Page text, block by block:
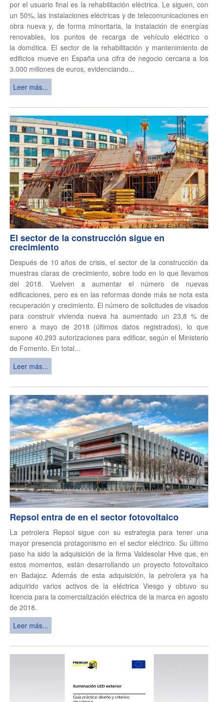
por el usuario final es la rehabilitación eléctrica. Le siguen, con
un 50%, las instalaciones eléctricas y de telecomunicaciones en
obra nueva y, de forma minoritaria, la instalación de energías
renovables, los puntos de recarga de vehículo eléctrico o
la domótica. El sector de la rehabilitación y mantenimiento de
edificios mueve en España una cifra de negocio cercana a los
3.000 millones de euros, evidenciando...
Leer más...
El sector de la construcción sigue en
crecimiento
Después de 10 años de crisis, el sector de la construcción da
muestras claras de crecimiento, sobre todo en lo que llevamos
del 2018. Vuelven a aumentar el número de nuevas
edificaciones, pero es en las reformas donde más se nota esta
recuperación y crecimiento. El número de solicitudes de visados
para construir vivienda nueva ha aumentado un 23,8 % de
enero a mayo de 2018 (últimos datos registrados), lo que
supone 40.293 autorizaciones para edificar, según el Ministerio
de Fomento. En total...
Leer más...
Repsol entra de en el sector fotovoltaico
La petrolera Repsol sigue con su estrategia para tener una
mayor presencia protagonismo en el sector eléctrico. Su último
paso ha sido la adquisición de la firma Valdesolar Hive que, en
estos momentos, están desarrollando un proyecto fotovoltaico
en Badajoz. Además de esta adquisición, la petrolera ya ha
adquirido varios activos de la eléctrica Viesgo y obtuvo su
licencia para la comercialización eléctrica de la marca en agosto
de 2018.
Leer más...